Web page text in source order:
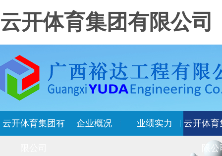
云开体育集团有限公司
云开体育集团有 企业概况 业绩实力 云开体育
限